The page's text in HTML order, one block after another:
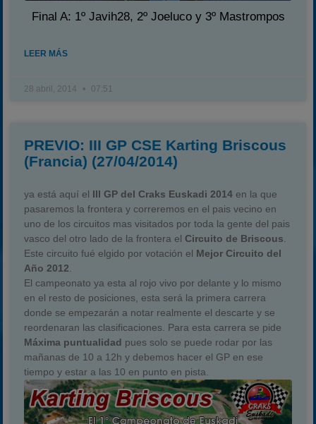
Final A: 1º Javih28, 2º Joeluco y 3º Mastrompos
LEER MÁS
28 abril, 2014 07:51
PREVIO: III GP CSE Karting Briscous
(Francia) (27/04/2014)
ya está aquí el III GP del Craks Euskadi 2014 en la que
pasaremos la frontera y correremos en el pais vecino en
uno de los circuitos mas visitados por toda la gente del pais
vasco del otro lado de la frontera elCircuito de Briscous
Este circuito fué elgido por votación el Mejor Circuito del
Año 2012
El campeonato ya esta al rojo vivo por delante y lo mismo
en el resto de posiciones, esta será la primera carrera
donde se empezarán a notar realmente el descarte y se
reordenaran las clasificaciones. Para esta carrera se pide
Máxima puntualidad pues solo se puede rodar por las
mañanas de 10 a 12h y debemos hacer el GP en ese
tiempo y estar a las 10 en punto en pista.